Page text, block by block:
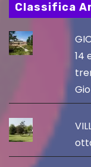
Classifica
14